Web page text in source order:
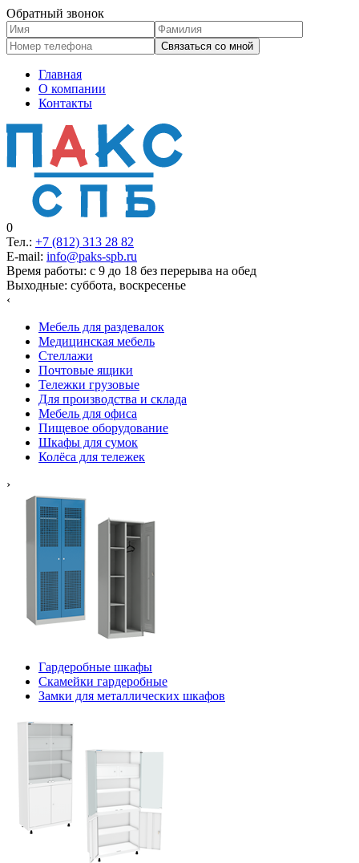
Обратный звонок
Главная
О компании
Контакты
0
Тел.: +7 (812) 313 28 82
E-mail: info@paks-spb.ru
Время работы: с 9 до 18 без перерыва на обед
Выходные: суббота, воскресенье
‹
Мебель для раздевалок
Медицинская мебель
Стеллажи
Почтовые ящики
Тележки грузовые
Для производства и склада
Мебель для офиса
Пищевое оборудование
Шкафы для сумок
Колёса для тележек
›
Гардеробные шкафы
Скамейки гардеробные
Замки для металлических шкафов